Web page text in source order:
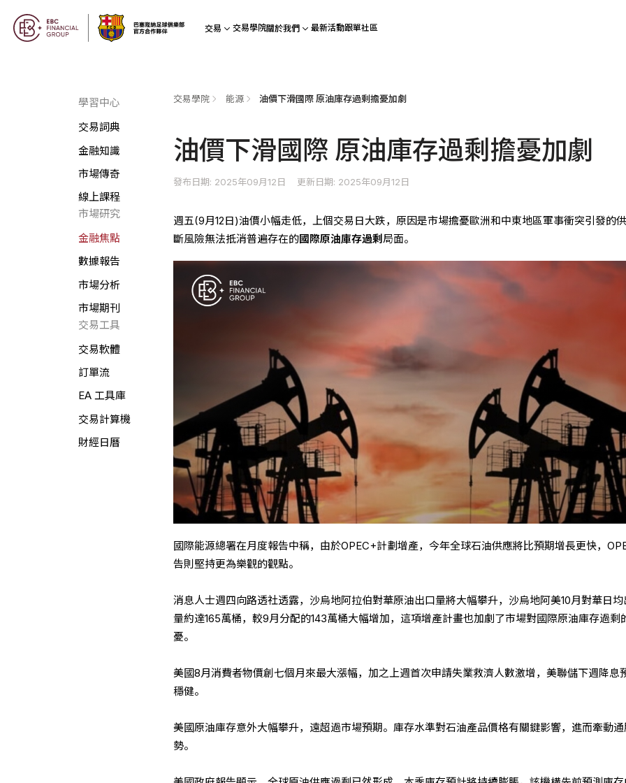
交易 交易學院關於我們 最新活動跟單社區
學習中心
交易詞典
金融知識
市場傳奇
線上課程
市場研究
金融焦點
數據報告
市場分析
市場期刊
交易工具
交易軟體
訂單流
EA 工具庫
交易計算機
財經日曆
交易學院 能源 油價下滑國際 原油庫存過剩擔憂加劇
油價下滑國際 原油庫存過剩擔憂加劇
發布日期: 2025年09月12日 更新日期: 2025年09月12日
週五(9月12日)油價小幅走低，上個交易日大跌，原因是市場擔憂歐洲和中東地區軍事衝突引發的
斷風險無法抵消普遍存在的國際原油庫存過剩 局面。
國際能源總署在月度報告中稱，由於OPEC+計劃增產，今年全球石油供應將比預期增長更快，
告則堅持更為樂觀的觀點。
消息人士週四向路透社透露，沙烏地阿拉伯對華原油出口量將大幅攀升，沙烏地阿美10月對華日均
量約達165萬桶，較9月分配的143萬桶大幅增加，這項增產計畫也加劇了市場對國際原油庫存過剩
憂。
美國8月消費者物價創七個月來最大漲幅，加之上週首次申請失業救濟人數激增，美聯儲下週降息
穩健。
美國原油庫存意外大幅攀升，遠超過市場預期。庫存水準對石油產品價格有關鍵影響，進而牽動
勢。